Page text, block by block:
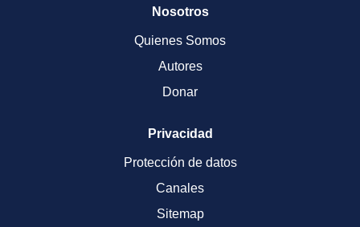
Nosotros
Quienes Somos
Autores
Donar
Privacidad
Protección de datos
Canales
Sitemap